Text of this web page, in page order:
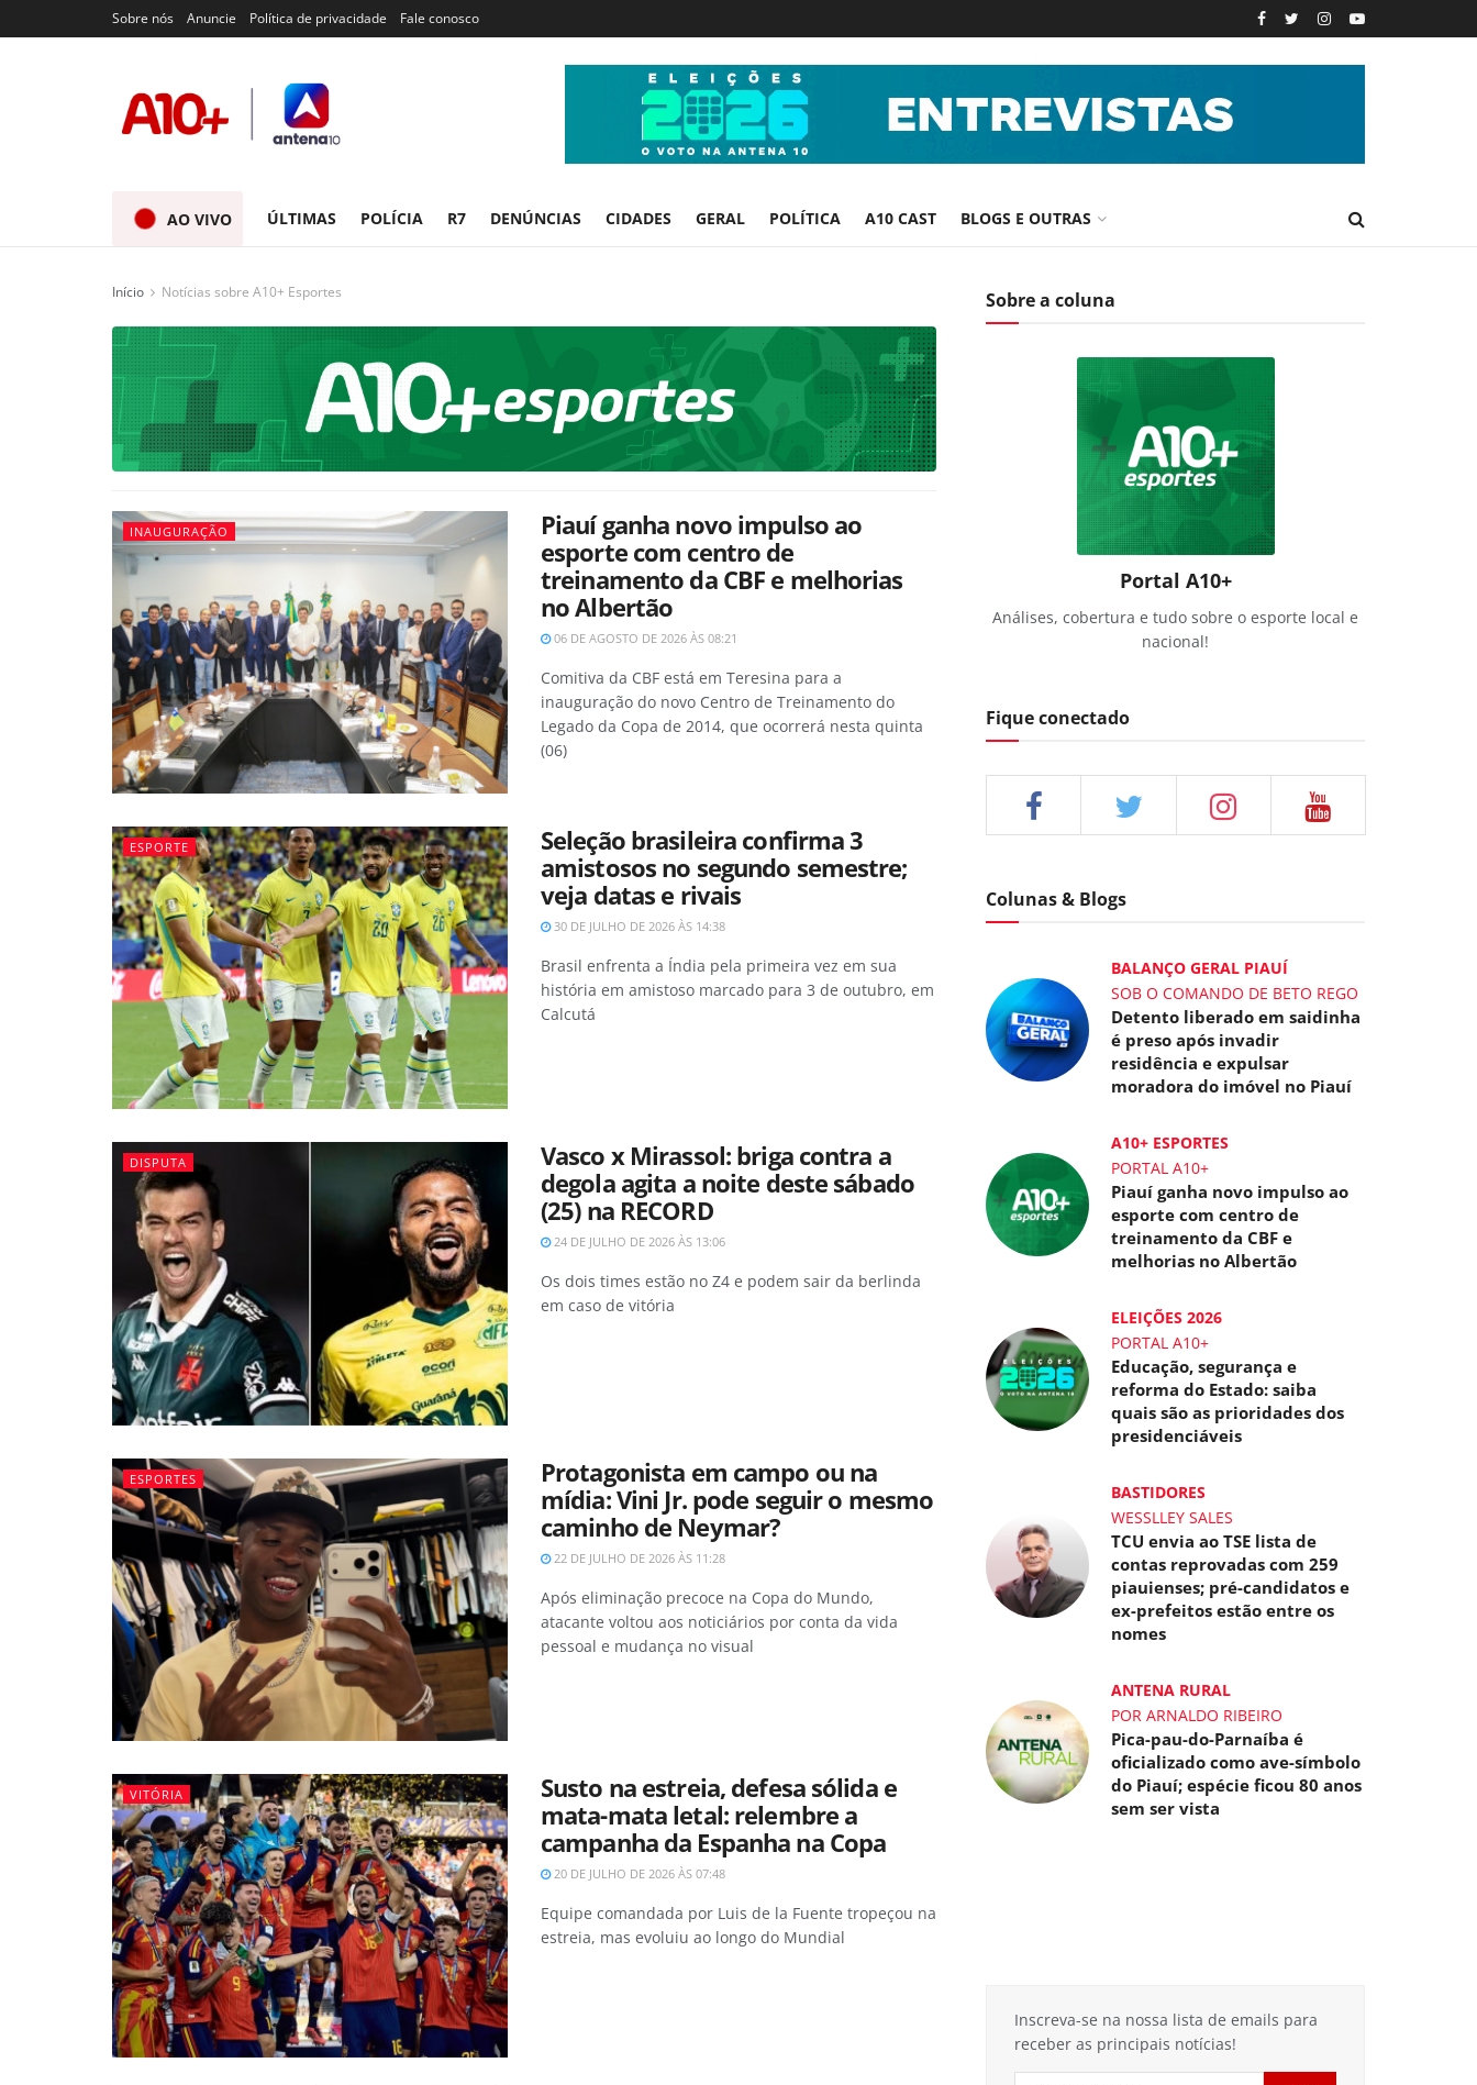
Sobre nós Anuncie Política de privacidade Fale conosco
AO VIVO ÚLTIMAS POLÍCIA R7 DENÚNCIAS CIDADES GERAL POLÍTICA A10 CAST BLOGS E OUTRAS
Início Notícias sobre A10+ Esportes
INAUGURAÇÃO
Piauí ganha novo impulso ao
esporte com centro de
treinamento da CBF e melhorias
no Albertão
06 DE AGOSTO DE 2026 ÀS 08:21
Comitiva da CBF está em Teresina para a
inauguração do novo Centro de Treinamento do
Legado da Copa de 2014, que ocorrerá nesta quinta
(06)
ESPORTE
Seleção brasileira confirma 3
amistosos no segundo semestre;
veja datas e rivais
30 DE JULHO DE 2026 ÀS 14:38
Brasil enfrenta a Índia pela primeira vez em sua
história em amistoso marcado para 3 de outubro, em
Calcutá
DISPUTA
Vasco x Mirassol: briga contra a
degola agita a noite deste sábado
(25) na RECORD
24 DE JULHO DE 2026 ÀS 13:06
Os dois times estão no Z4 e podem sair da berlinda
em caso de vitória
ESPORTES
Protagonista em campo ou na
mídia: Vini Jr. pode seguir o mesmo
caminho de Neymar?
22 DE JULHO DE 2026 ÀS 11:28
Após eliminação precoce na Copa do Mundo,
atacante voltou aos noticiários por conta da vida
pessoal e mudança no visual
VITÓRIA
Susto na estreia, defesa sólida e
mata-mata letal: relembre a
campanha da Espanha na Copa
20 DE JULHO DE 2026 ÀS 07:48
Equipe comandada por Luis de la Fuente tropeçou na
estreia, mas evoluiu ao longo do Mundial
Sobre a coluna
Portal A10+
Análises, cobertura e tudo sobre o esporte local e
nacional!
Fique conectado
Colunas & Blogs
BALANÇO GERAL PIAUÍ
SOB O COMANDO DE BETO REGO
Detento liberado em saidinha
é preso após invadir
residência e expulsar
moradora do imóvel no Piauí
A10+ ESPORTES
PORTAL A10+
Piauí ganha novo impulso ao
esporte com centro de
treinamento da CBF e
melhorias no Albertão
ELEIÇÕES 2026
PORTAL A10+
Educação, segurança e
reforma do Estado: saiba
quais são as prioridades dos
presidenciáveis
BASTIDORES
WESSLLEY SALES
TCU envia ao TSE lista de
contas reprovadas com 259
piauienses; pré-candidatos e
ex-prefeitos estão entre os
nomes
ANTENA RURAL
POR ARNALDO RIBEIRO
Pica-pau-do-Parnaíba é
oficializado como ave-símbolo
do Piauí; espécie ficou 80 anos
sem ser vista
Inscreva-se na nossa lista de emails para
receber as principais notícias!